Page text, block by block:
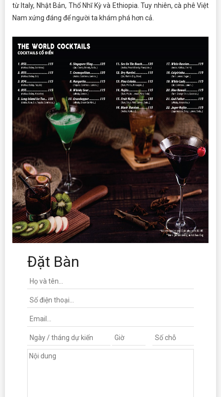
từ Italy, Nhật Bản, Thổ Nhĩ Kỳ và Ethiopia. Tuy nhiên, cà phê Việt
Nam xứng đáng để người ta khám phá hơn cả.
Đặt Bàn